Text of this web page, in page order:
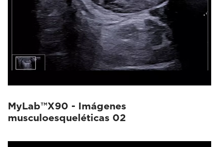
MyLab™X90 - Imágenes
musculoesqueléticas 02